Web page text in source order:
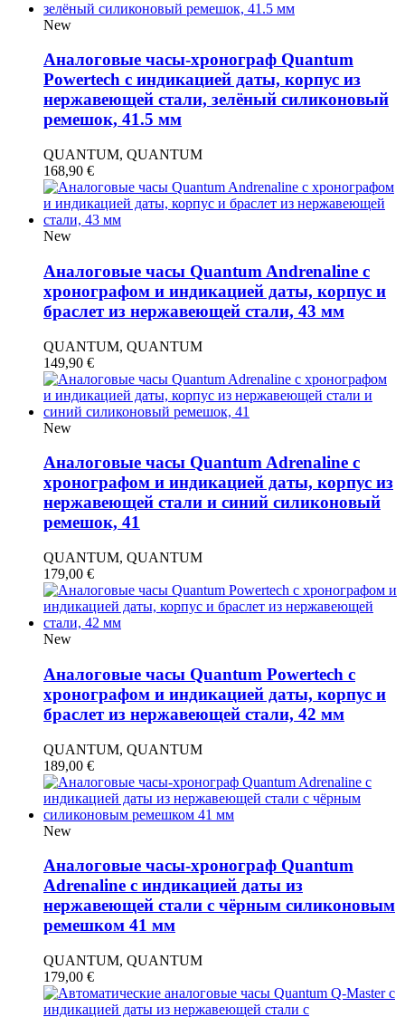
New
Аналоговые часы-хронограф Quantum
Powertech с индикацией даты, корпус из
нержавеющей стали, зелёный силиконовый
ремешок, 41.5 мм
QUANTUM, QUANTUM
168,90 €
New
Аналоговые часы Quantum Andrenaline с
хронографом и индикацией даты, корпус и
браслет из нержавеющей стали, 43 мм
QUANTUM, QUANTUM
149,90 €
New
Аналоговые часы Quantum Adrenaline с
хронографом и индикацией даты, корпус из
нержавеющей стали и синий силиконовый
ремешок, 41
QUANTUM, QUANTUM
179,00 €
New
Аналоговые часы Quantum Powertech с
хронографом и индикацией даты, корпус и
браслет из нержавеющей стали, 42 мм
QUANTUM, QUANTUM
189,00 €
New
Аналоговые часы-хронограф Quantum
Adrenaline с индикацией даты из
нержавеющей стали с чёрным силиконовым
ремешком 41 мм
QUANTUM, QUANTUM
179,00 €